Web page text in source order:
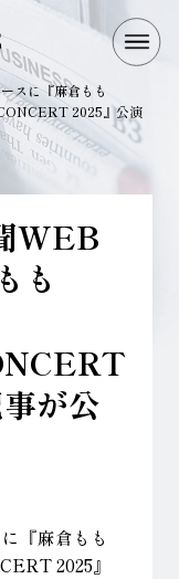
スに『麻倉もも
2025』公演
WEB
も
が公
『麻倉もも
2025』